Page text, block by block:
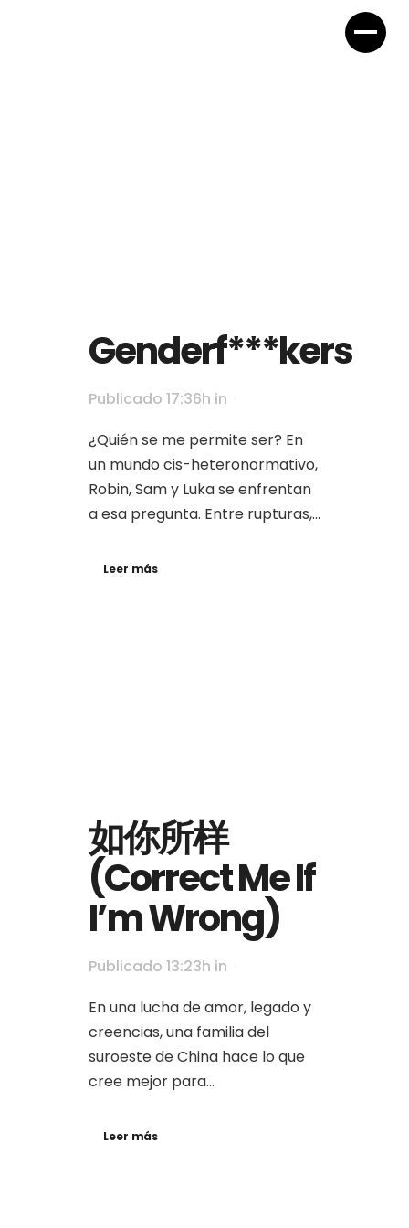
Genderf***kers
Publicado 17:36h in
¿Quién se me permite ser? En
un mundo cis-heteronormativo,
Robin, Sam y Luka se enfrentan
a esa pregunta. Entre rupturas,...
Leer más
如你所样
(Correct Me If
I’m Wrong)
Publicado 13:23h in
En una lucha de amor, legado y
creencias, una familia del
suroeste de China hace lo que
cree mejor para...
Leer más